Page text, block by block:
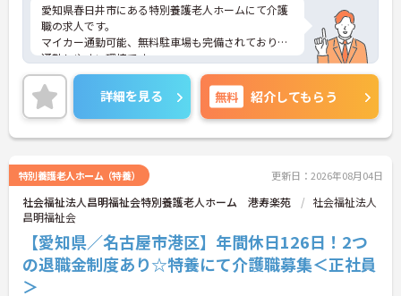
愛知県春日井市にある特別養護老人ホームにて介護
職の求人です。
マイカー通勤可能、無料駐車場も完備されており、
通勤しやすい環境です。
同法人は、特養やデイサービス、ショートステイな
ど幅広く展開しています。
福利厚生が充実！託児所利用可能！
定年年齢は65歳、しっかりと腰を据えて勤務できま
すよ。
詳細を見る 無料 紹介してもらう
特別養護老人ホーム（特養） 更新日：2026年08月04日
社会福祉法人昌明福祉会特別養護老人ホーム 港寿楽苑
社会福祉法人
昌明福祉会
【愛知県／名古屋市港区】年間休日126日！2つ
の退職金制度あり☆特養にて介護職募集＜正社員
＞